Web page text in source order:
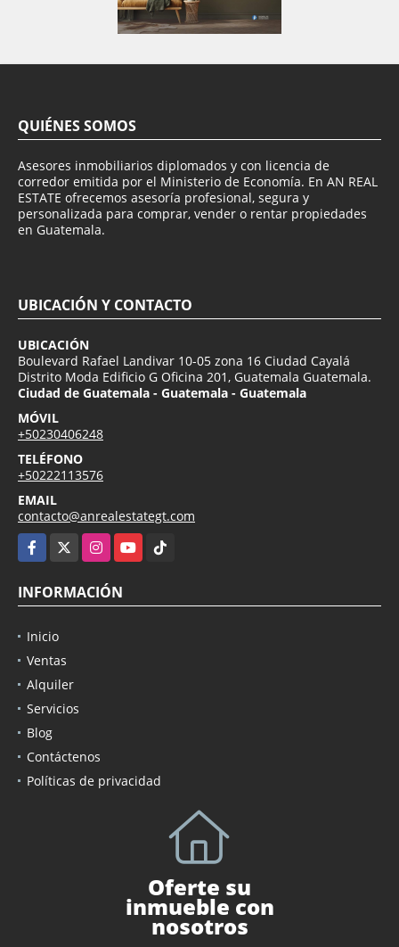
QUIÉNES SOMOS
Asesores inmobiliarios diplomados y con licencia de
corredor emitida por el Ministerio de Economía. En AN REAL
ESTATE ofrecemos asesoría profesional, segura y
personalizada para comprar, vender o rentar propiedades
en Guatemala.
UBICACIÓN Y CONTACTO
UBICACIÓN
Boulevard Rafael Landivar 10-05 zona 16 Ciudad Cayalá
Distrito Moda Edificio G Oficina 201, Guatemala Guatemala.
Ciudad de Guatemala - Guatemala - Guatemala
MÓVIL
+50230406248
TELÉFONO
+50222113576
EMAIL
contacto@anrealestategt.com
Facebook
InstagramYouTubeTikTok
INFORMACIÓN
Inicio
Ventas
Alquiler
Servicios
Blog
Contáctenos
Políticas de privacidad
Oferte su
inmueble con
nosotros